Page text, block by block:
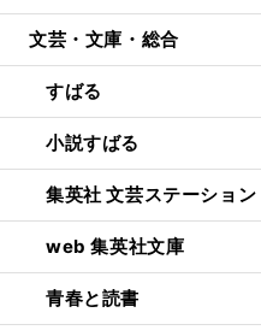
文芸・文庫・総合
すばる
小説すばる
集英社 文芸ステーション
web 集英社文庫
青春と読書